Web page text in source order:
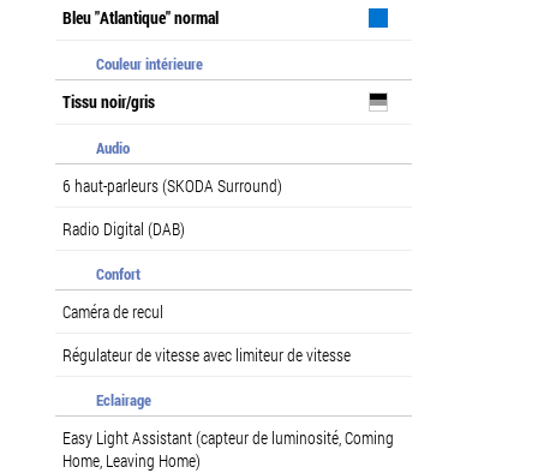
Bleu "Atlantique" normal
Couleur intérieure
Tissu noir/gris
Audio
6 haut-parleurs (SKODA Surround)
Radio Digital (DAB)
Confort
Caméra de recul
Régulateur de vitesse avec limiteur de vitesse
Eclairage
Easy Light Assistant (capteur de luminosité, Coming
Home, Leaving Home)